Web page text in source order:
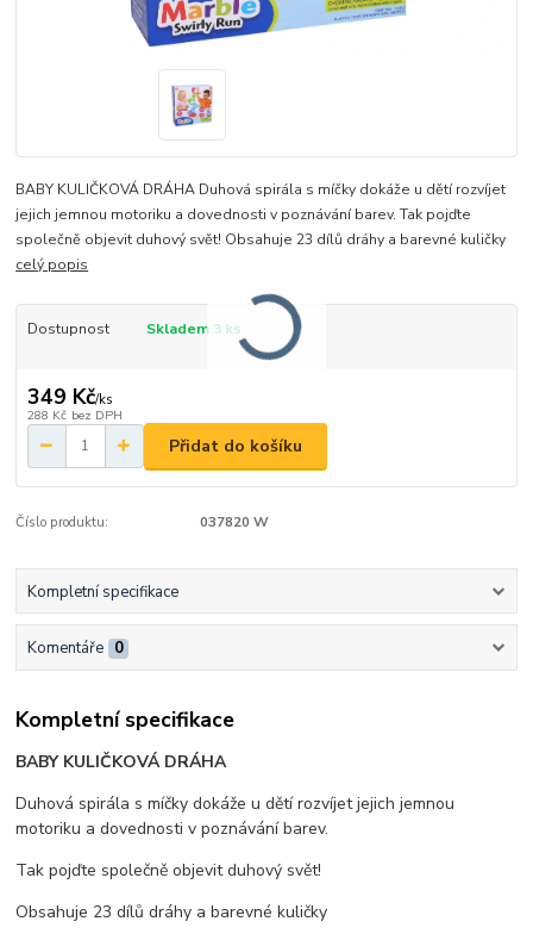
BABY KULIČKOVÁ DRÁHA Duhová spirála s míčky dokáže u dětí rozvíjet
jejich jemnou motoriku a dovednosti v poznávání barev. Tak pojďte
společně objevit duhový svět! Obsahuje 23 dílů dráhy a barevné kuličky
celý popis
Dostupnost Skladem 3 ks
349 Kč/ks
288 Kč bez DPH
Přidat do košíku
Číslo produktu: 037820 W
Kompletní specifikace
Komentáře 0
Kompletní specifikace
BABY KULIČKOVÁ DRÁHA
Duhová spirála s míčky dokáže u dětí rozvíjet jejich jemnou
motoriku a dovednosti v poznávání barev.
Tak pojďte společně objevit duhový svět!
Obsahuje 23 dílů dráhy a barevné kuličky